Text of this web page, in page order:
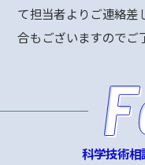
て担当者よりご連絡差
合もございますのでご
科学技術相